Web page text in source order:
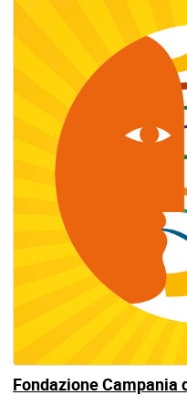
Fondazione Campania